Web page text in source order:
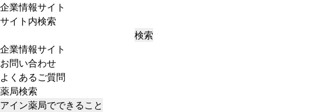
企業情報サイト
サイト内検索
検索
企業情報サイト
お問い合わせ
よくあるご質問
薬局検索
アイン薬局でできること